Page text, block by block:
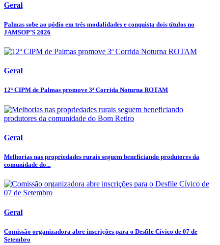
Geral
Palmas sobe ao pódio em três modalidades e conquista dois títulos no
JAMSOP’S 2026
Geral
12ª CIPM de Palmas promove 3ª Corrida Noturna ROTAM
Geral
Melhorias nas propriedades rurais seguem beneficiando produtores da
comunidade do...
Geral
Comissão organizadora abre inscrições para o Desfile Cívico de 07 de
Setembro